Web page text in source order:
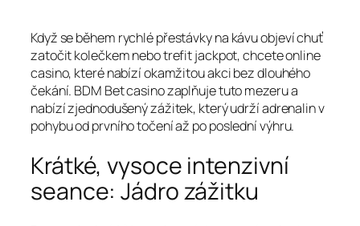
Když se během rychlé přestávky na kávu objeví chuť
zatočit kolečkem nebo trefit jackpot, chcete online
casino, které nabízí okamžitou akci bez dlouhého
čekání. BDM Bet casino zaplňuje tuto mezeru a
nabízí zjednodušený zážitek, který udrží adrenalin v
pohybu od prvního točení až po poslední výhru.
Krátké, vysoce intenzivní
seance: Jádro zážitku